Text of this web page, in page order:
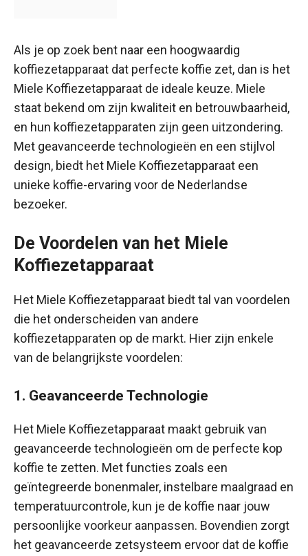
Als je op zoek bent naar een hoogwaardig
koffiezetapparaat dat perfecte koffie zet, dan is het
Miele Koffiezetapparaat de ideale keuze. Miele
staat bekend om zijn kwaliteit en betrouwbaarheid,
en hun koffiezetapparaten zijn geen uitzondering.
Met geavanceerde technologieën en een stijlvol
design, biedt het Miele Koffiezetapparaat een
unieke koffie-ervaring voor de Nederlandse
bezoeker.
De Voordelen van het Miele
Koffiezetapparaat
Het Miele Koffiezetapparaat biedt tal van voordelen
die het onderscheiden van andere
koffiezetapparaten op de markt. Hier zijn enkele
van de belangrijkste voordelen:
1. Geavanceerde Technologie
Het Miele Koffiezetapparaat maakt gebruik van
geavanceerde technologieën om de perfecte kop
koffie te zetten. Met functies zoals een
geïntegreerde bonenmaler, instelbare maalgraad en
temperatuurcontrole, kun je de koffie naar jouw
persoonlijke voorkeur aanpassen. Bovendien zorgt
het geavanceerde zetsysteem ervoor dat de koffie